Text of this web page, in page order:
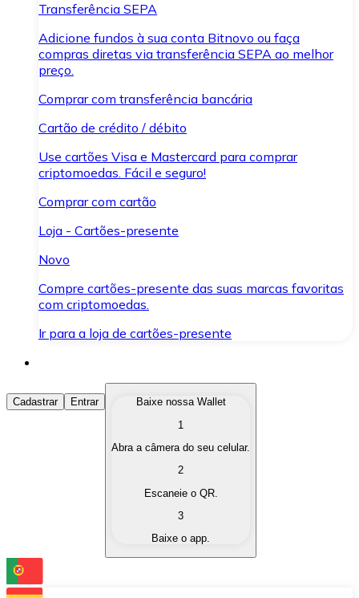
Transferência SEPA
Adicione fundos à sua conta Bitnovo ou faça
compras diretas via transferência SEPA ao melhor
preço.
Comprar com transferência bancária
Cartão de crédito / débito
Use cartões Visa e Mastercard para comprar
criptomoedas. Fácil e seguro!
Comprar com cartão
Loja - Cartões-presente
Novo
Compre cartões-presente das suas marcas favoritas
com criptomoedas.
Ir para a loja de cartões-presente
Comprar Criptomoedas
Compre as criptomoedas de seu interesse de forma
Converta suas criptomoedas em moeda fiduciária
Troque uma criptomoeda por outra
Cadastrar Entrar
Baixe nossa Wallet
1
Abra a câmera do seu celular.
2
Escaneie o QR.
3
Baixe o app.